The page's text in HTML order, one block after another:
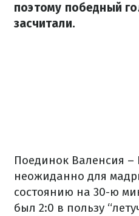
поэтому победный
засчитали.
Поединок Валенсия –
неожиданно для
состоянию на 30-ю
был 2:0 в пользу